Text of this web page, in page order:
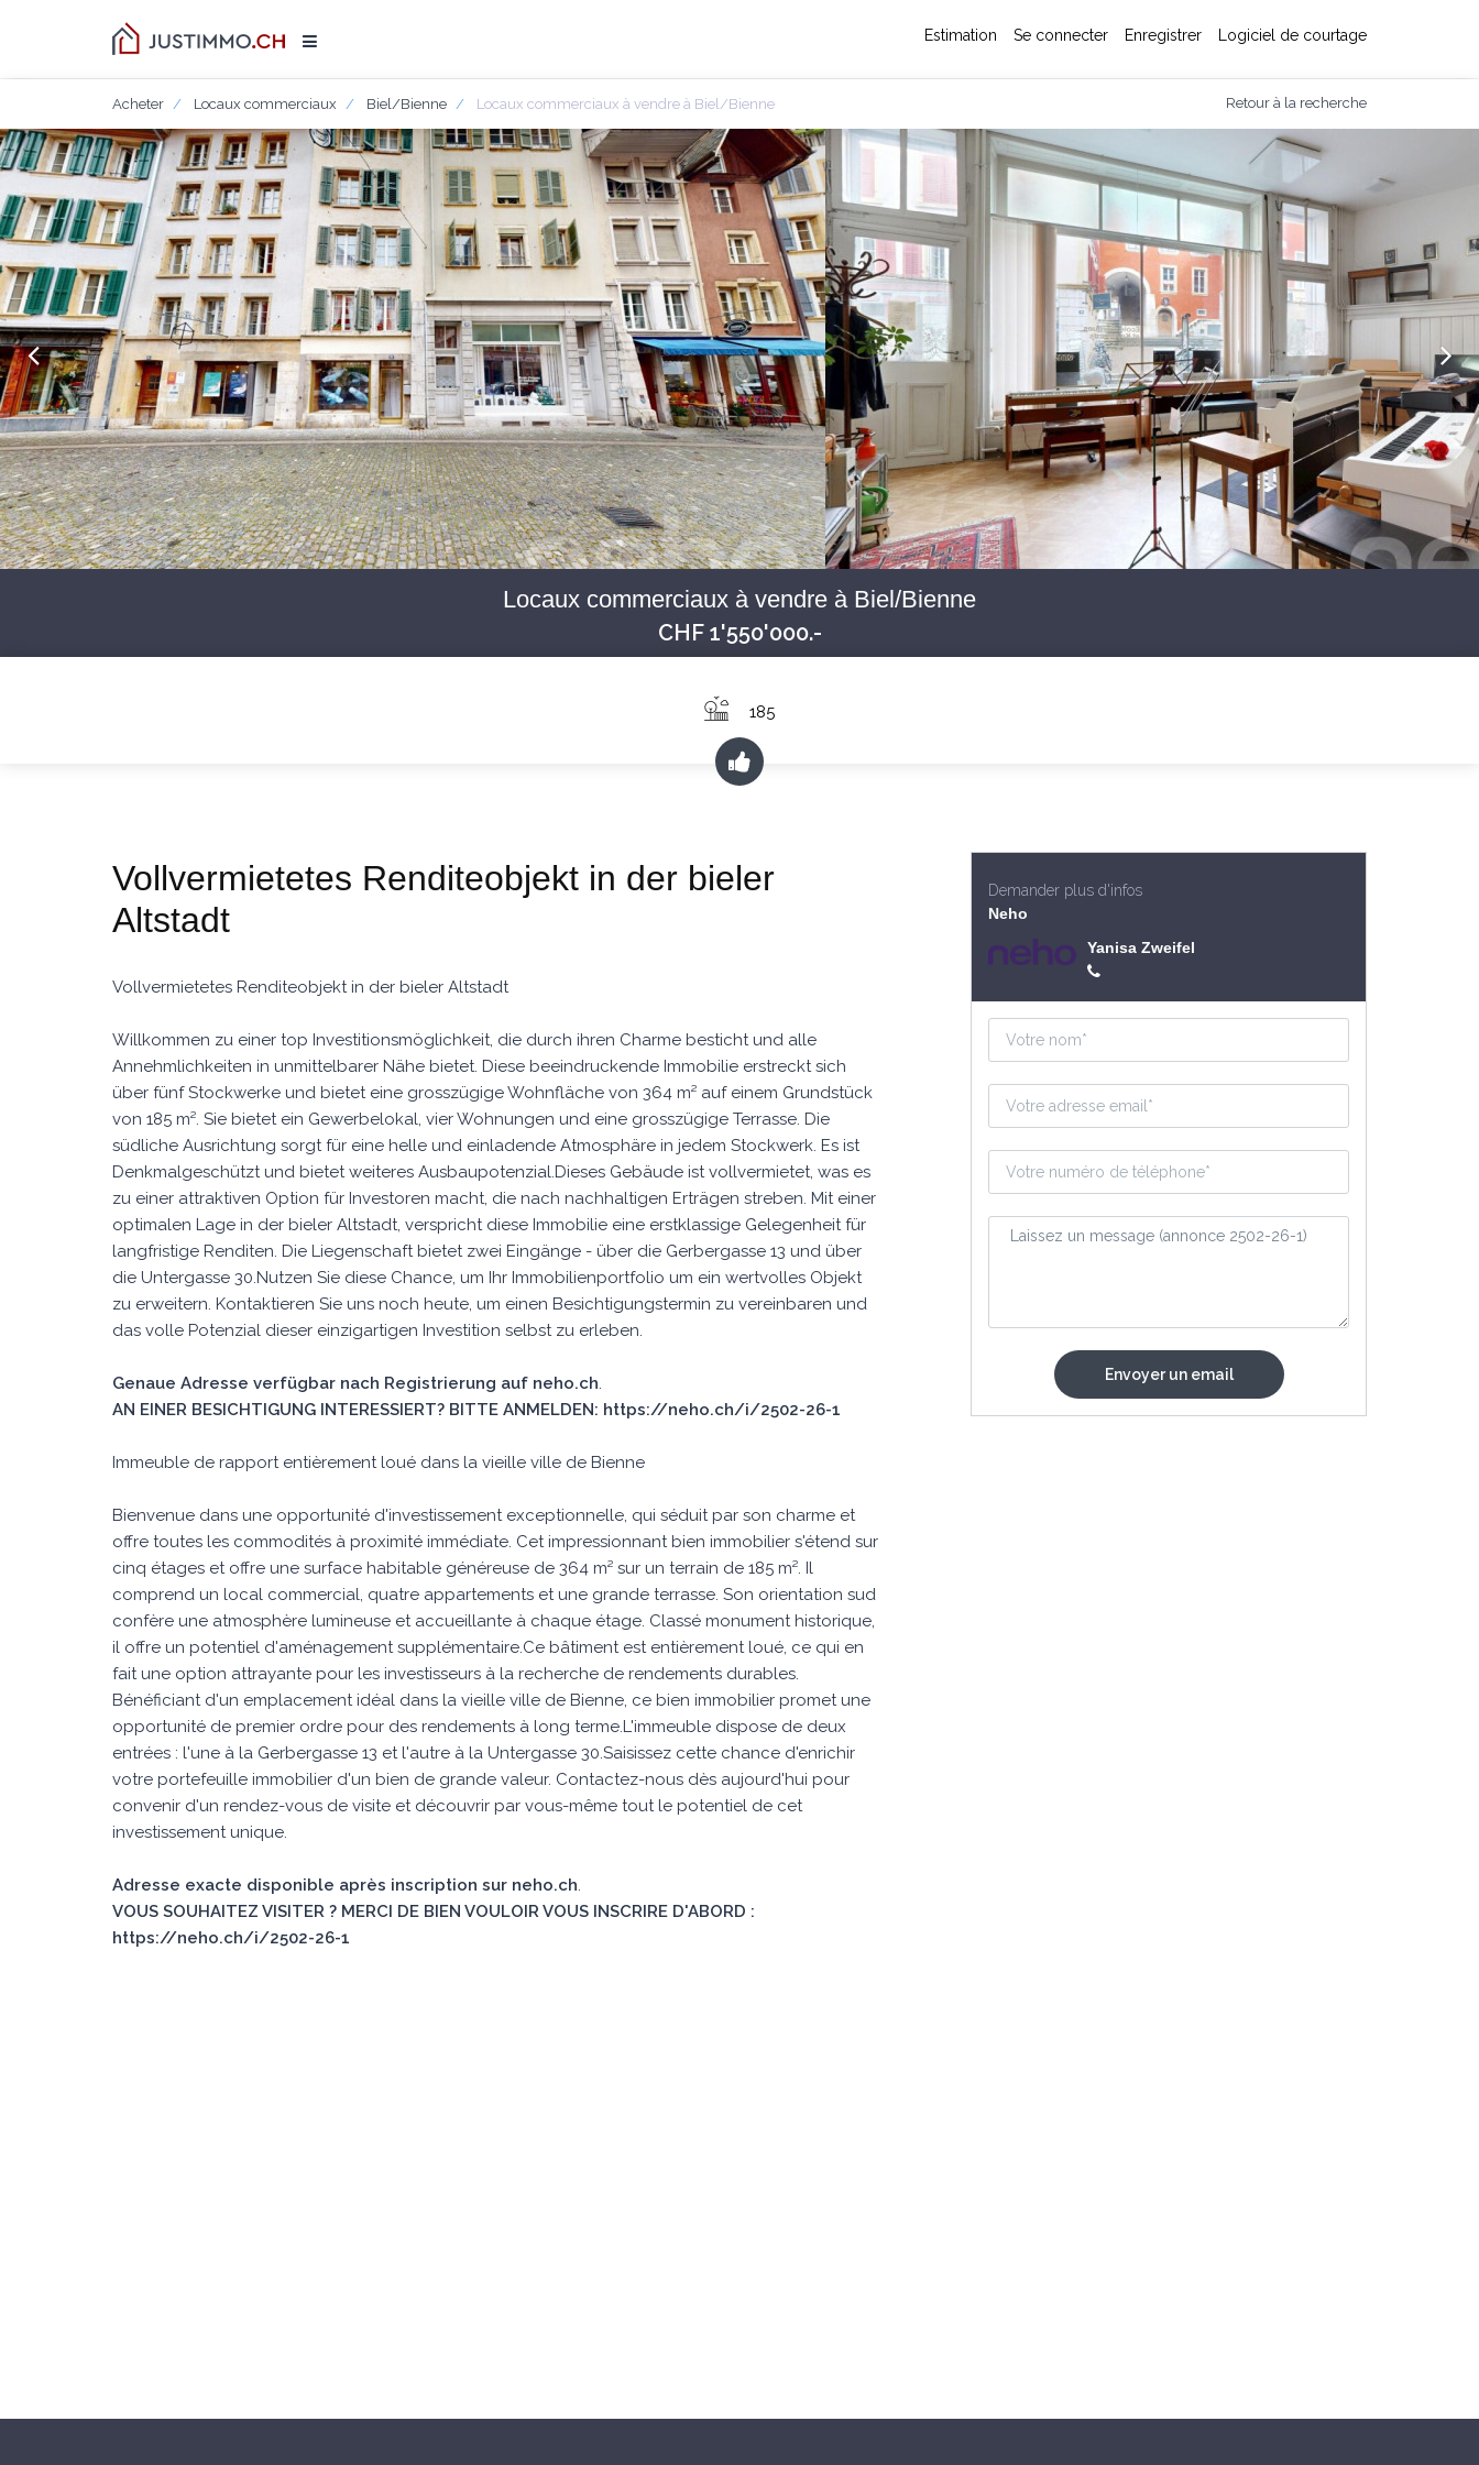
Estimation Se connecter Enregistrer Logiciel de courtage
Acheter Locaux commerciaux Biel/Bienne Locaux commerciaux à vendre à Biel/Bienne Retour à la recherche
Locaux commerciaux à vendre à Biel/Bienne
CHF 1'550'000.-
185
Vollvermietetes Renditeobjekt in der bieler
Altstadt
Vollvermietetes Renditeobjekt in der bieler Altstadt
Willkommen zu einer top Investitionsmöglichkeit, die durch ihren Charme besticht und alle
Annehmlichkeiten in unmittelbarer Nähe bietet. Diese beeindruckende Immobilie erstreckt sich
über fünf Stockwerke und bietet eine grosszügige Wohnfläche von 364 m² auf einem Grundstück
von 185 m². Sie bietet ein Gewerbelokal, vier Wohnungen und eine grosszügige Terrasse. Die
südliche Ausrichtung sorgt für eine helle und einladende Atmosphäre in jedem Stockwerk. Es ist
Denkmalgeschützt und bietet weiteres Ausbaupotenzial.Dieses Gebäude ist vollvermietet, was es
zu einer attraktiven Option für Investoren macht, die nach nachhaltigen Erträgen streben. Mit einer
optimalen Lage in der bieler Altstadt, verspricht diese Immobilie eine erstklassige Gelegenheit für
langfristige Renditen. Die Liegenschaft bietet zwei Eingänge - über die Gerbergasse 13 und über
die Untergasse 30.Nutzen Sie diese Chance, um Ihr Immobilienportfolio um ein wertvolles Objekt
zu erweitern. Kontaktieren Sie uns noch heute, um einen Besichtigungstermin zu vereinbaren und
das volle Potenzial dieser einzigartigen Investition selbst zu erleben.
Genaue Adresse verfügbar nach Registrierung auf neho.ch.
AN EINER BESICHTIGUNG INTERESSIERT? BITTE ANMELDEN: https://neho.ch/i/2502-26-1
Immeuble de rapport entièrement loué dans la vieille ville de Bienne
Bienvenue dans une opportunité d'investissement exceptionnelle, qui séduit par son charme et
offre toutes les commodités à proximité immédiate. Cet impressionnant bien immobilier s'étend sur
cinq étages et offre une surface habitable généreuse de 364 m² sur un terrain de 185 m². Il
comprend un local commercial, quatre appartements et une grande terrasse. Son orientation sud
confère une atmosphère lumineuse et accueillante à chaque étage. Classé monument historique,
il offre un potentiel d'aménagement supplémentaire.Ce bâtiment est entièrement loué, ce qui en
fait une option attrayante pour les investisseurs à la recherche de rendements durables.
Bénéficiant d'un emplacement idéal dans la vieille ville de Bienne, ce bien immobilier promet une
opportunité de premier ordre pour des rendements à long terme.L'immeuble dispose de deux
entrées : l'une à la Gerbergasse 13 et l'autre à la Untergasse 30.Saisissez cette chance d'enrichir
votre portefeuille immobilier d'un bien de grande valeur. Contactez-nous dès aujourd'hui pour
convenir d'un rendez-vous de visite et découvrir par vous-même tout le potentiel de cet
investissement unique.
Adresse exacte disponible après inscription sur neho.ch.
VOUS SOUHAITEZ VISITER ? MERCI DE BIEN VOULOIR VOUS INSCRIRE D'ABORD :
https://neho.ch/i/2502-26-1
Demander plus d'infos
Neho
Yanisa Zweifel